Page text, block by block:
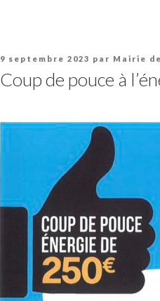
Publié
9 septembre 2023 par Mairie
Coup de pouce à